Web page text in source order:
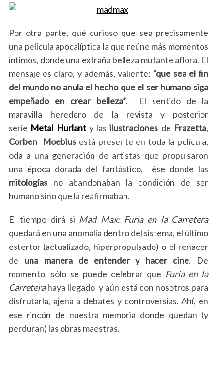
Por otra parte, qué curioso que sea precisamente
una película apocalíptica la que reúne más momentos
íntimos, donde una extraña belleza mutante aflora. El
mensaje es claro, y además, valiente: “que sea el fin
del mundo no anula el hecho que el ser humano siga
empeñado en crear belleza”. El sentido de la
maravilla heredero de la revista y posterior
serie Metal Hurlant y lasilustraciones de Frazetta,
Corben Moebius está presente en toda la película,
oda a una generación de artistas que propulsaron
una época dorada del fantástico, ése donde las
mitologíasno abandonaban la condición de ser
humano sino que la reafirmaban.
El tiempo dirá si Mad Max: Furia en la Carretera
quedará en una anomalía dentro del sistema, el último
estertor (actualizado, hiperpropulsado) o el renacer
de una manera de entender y hacer cine. De
momento, sólo se puede celebrar que Furia en la
Carreterahaya llegado y aún está con nosotros para
disfrutarla, ajena a debates y controversias. Ahí, en
ese rincón de nuestra memoria donde quedan (y
perduran) las obras maestras.
S